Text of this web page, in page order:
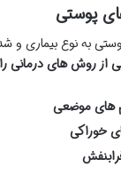
پوستی
به نوع بیماری
از روش های درمانی
های موضعی
خوراکی